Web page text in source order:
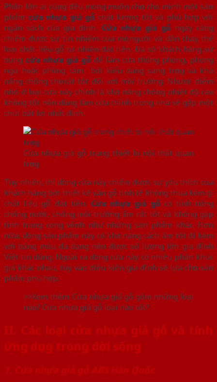
Phần lớn ai cũng đều mong muốn chọn cho mình một sản
phẩm cửa nhựa giả gỗ chất lượng tốt và phù hợp với
ngân sách của gia đình. Cửa nhựa giả gỗ ngày càng
chiếm được sự tín nhiệm của mọi người và dần thay thế
loại chất liệu gỗ tự nhiên đắt tiền. Đa số khách hàng sử
dụng cửa nhựa giả gỗ để làm cửa thông phòng, phòng
ngủ hoặc phòng tắm bởi kiểu dáng sang trọng và khả
năng chống chọi rất tốt đối với môi trường. Nhược điểm
nhỏ ở loại cửa này chính là khả năng chống nhiệt độ cao
không tốt nên dùng làm cửa chính trong nhà sẽ gặp một
chút bất lợi nhất định.
Cửa nhựa giả gỗ trang thiết bị nội thất quan
trọng
Tuy nhiên, thì dòng cửa này chiếm được sự yêu thích của
khách hàng bởi thiết kế vân gỗ tinh tế không thua kém gì
chất liệu gỗ đắt tiền. Cửa nhựa giả gỗ có tính năng
chống nước, chống môi trường ẩm rất tốt và không gặp
tình trạng cong vênh như những sản phẩm khác. Hơn
nữa, dòng sản phẩm này có khả năng cách âm tốt đi kèm
với bảng màu đa dạng nên được số lượng lớn gia đình
Việt tin dùng. Ngoài ra dòng cửa này có nhiều phân khúc
giá khác nhau, tùy vào điều kiện gia đình sẽ lựa chọn sản
phẩm phù hợp.
>>Xem thêm: Cửa nhựa giả gỗ gồm những loại
nào? Cửa nhựa giả gỗ loại nào tốt?
II. Các loại cửa nhựa giả gỗ và tính
ứng dụng trong đời sống
1. Cửa nhựa giả gỗ ABS Hàn Quốc